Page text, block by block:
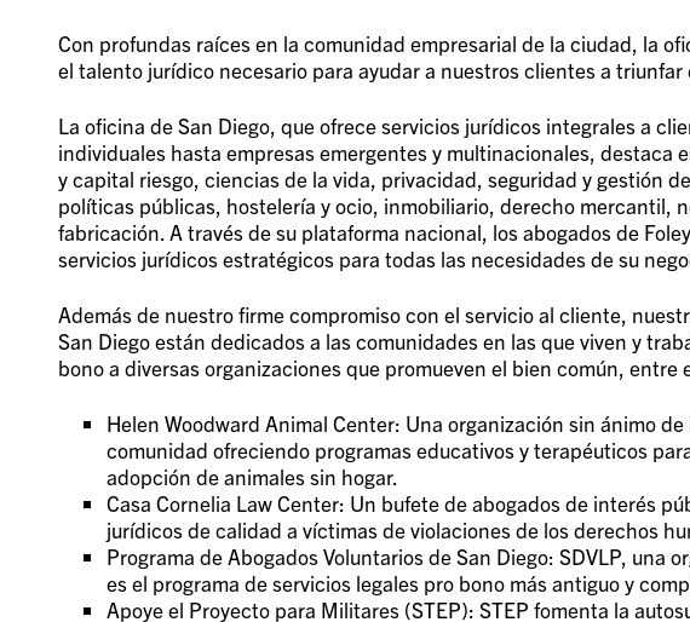
Con profundas raíces en la comunidad empresarial de la ciudad, la
el talento jurídico necesario para ayudar a nuestros clientes a triunfar
La oficina de San Diego, que ofrece servicios jurídicos integrales a
individuales hasta empresas emergentes y multinacionales, destaca
y capital riesgo, ciencias de la vida, privacidad, seguridad y gestión
políticas públicas, hostelería y ocio, inmobiliario, derecho mercantil,
fabricación. A través de su plataforma nacional, los abogados de
servicios jurídicos estratégicos para todas las necesidades de su
Además de nuestro firme compromiso con el servicio al cliente,
San Diego están dedicados a las comunidades en las que viven y
bono a diversas organizaciones que promueven el bien común, entre
Helen Woodward Animal Center: Una organización sin ánimo
comunidad ofreciendo programas educativos y terapéuticos
adopción de animales sin hogar.
Casa Cornelia Law Center: Un bufete de abogados de interés
jurídicos de calidad a víctimas de violaciones de los derechos
Programa de Abogados Voluntarios de San Diego: SDVLP, una
es el programa de servicios legales pro bono más antiguo y
Apoye el Proyecto para Militares (STEP): STEP fomenta la